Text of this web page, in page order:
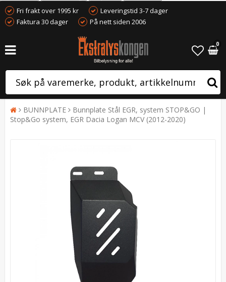
Fri frakt over 1995 kr
Leveringstid 3-7 dager
Faktura 30 dager
På nett siden 2006
0
BUNNPLATE
Bunnplate Stål EGR, system STOP&GO |
Stop&Go system, EGR Dacia Logan MCV (2012-2020)